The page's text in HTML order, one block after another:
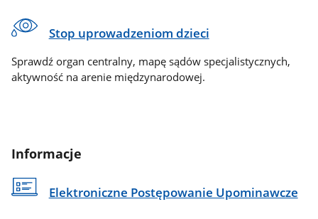
Stop uprowadzeniom dzieci
Sprawdź organ centralny, mapę sądów specjalistycznych,
aktywność na arenie międzynarodowej.
Informacje
Elektroniczne Postępowanie Upominawcze